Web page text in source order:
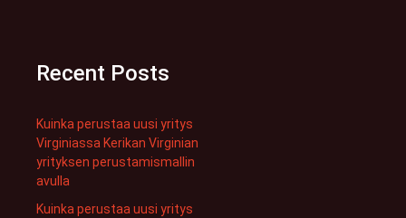
Recent Posts
Kuinka perustaa uusi yritys
Virginiassa Kerikan Virginian
yrityksen perustamismallin
avulla
Kuinka perustaa uusi yritys